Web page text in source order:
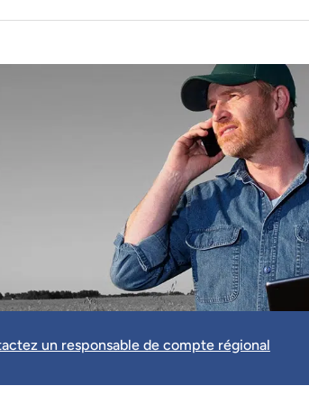
un responsable de compte régional